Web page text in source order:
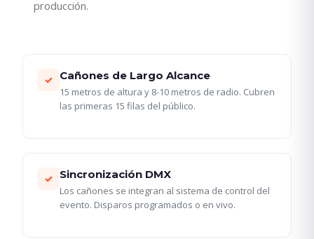
producción.
✓ Cañones de Largo Alcance
15 metros de altura y 8-10 metros de radio. Cubren
las primeras 15 filas del público.
✓ Sincronización DMX
Los cañones se integran al sistema de control del
evento. Disparos programados o en vivo.